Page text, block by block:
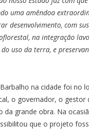
uma amêndoa
desenvolvimento, com
na integração
uso da terra, e
na cidade foi no
o governador, o
da grande obra. Na
que o projeto